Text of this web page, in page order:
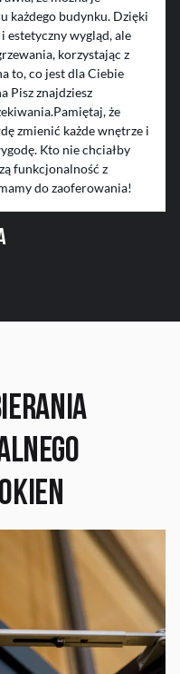
każdego budynku. Dzięki
estetyczny wygląd, ale
korzystając z
to, co jest dla Ciebie
Pisz znajdziesz
że
zmienić każde wnętrze i
Kto nie chciałby
funkcjonalność z
do zaoferowania!